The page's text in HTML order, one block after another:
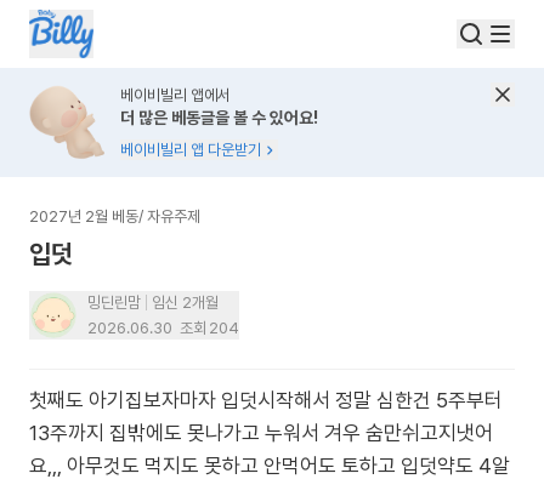
베이비빌리 앱에서
더 많은 베동글을 볼 수 있어요!
베이비빌리 앱 다운받기
2027년 2월 베동/ 자유주제
입덧
밍딘린맘
임신 2개월
2026.06.30 조회 204
첫째도 아기집보자마자 입덧시작해서 정말 심한건 5주부터
13주까지 집밖에도 못나가고 누워서 겨우 숨만쉬고지냇어
요,,, 아무것도 먹지도 못하고 안먹어도 토하고 입덧약도 4알